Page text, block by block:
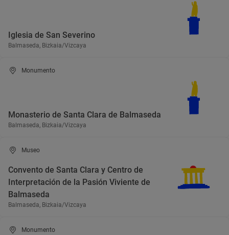
Iglesia de San Severino
Balmaseda, Bizkaia/Vizcaya
Monumento
Monasterio de Santa Clara de Balmaseda
Balmaseda, Bizkaia/Vizcaya
Museo
Convento de Santa Clara y Centro de
Interpretación de la Pasión Viviente de
Balmaseda
Balmaseda, Bizkaia/Vizcaya
Monumento